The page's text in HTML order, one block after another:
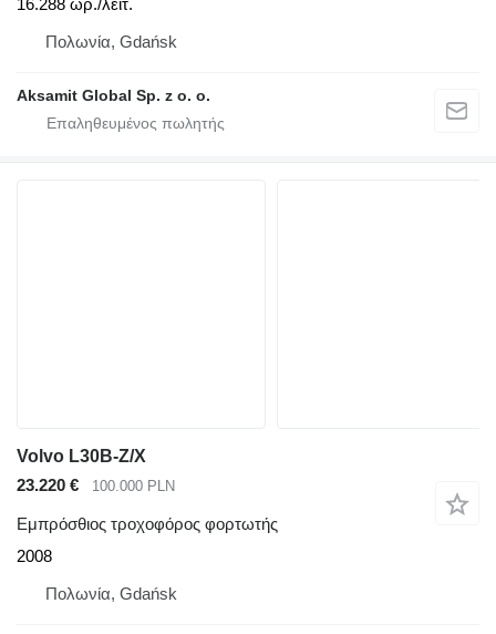
16.288 ωρ./λειτ.
Πολωνία, Gdańsk
Aksamit Global Sp. z o. o.
Volvo L30B-Z/X
23.220 €
100.000 PLN
Εμπρόσθιος τροχοφόρος φορτωτής
2008
Πολωνία, Gdańsk